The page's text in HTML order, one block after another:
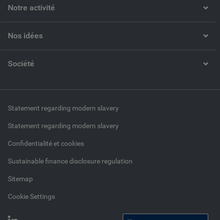
Notre activité
Nos idées
Société
Statement regarding modern slavery
Statement regarding modern slavery
Confidentialité et cookies
Sustainable finance disclosure regulation
Sitemap
Cookie Settings